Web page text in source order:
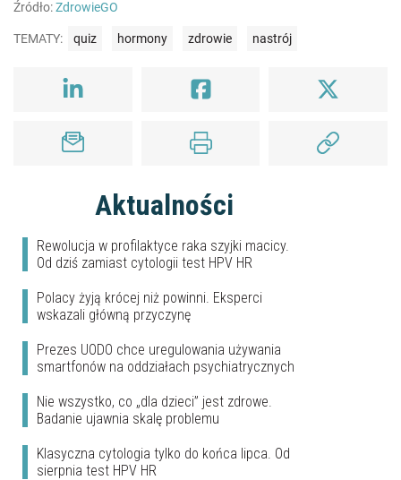
Źródło:ZdrowieGO
TEMATY: quiz hormony zdrowie nastrój
Aktualności
Rewolucja w profilaktyce raka szyjki macicy.
Od dziś zamiast cytologii test HPV HR
Polacy żyją krócej niż powinni. Eksperci
wskazali główną przyczynę
Prezes UODO chce uregulowania używania
smartfonów na oddziałach psychiatrycznych
Nie wszystko, co „dla dzieci” jest zdrowe.
Badanie ujawnia skalę problemu
Klasyczna cytologia tylko do końca lipca. Od
sierpnia test HPV HR